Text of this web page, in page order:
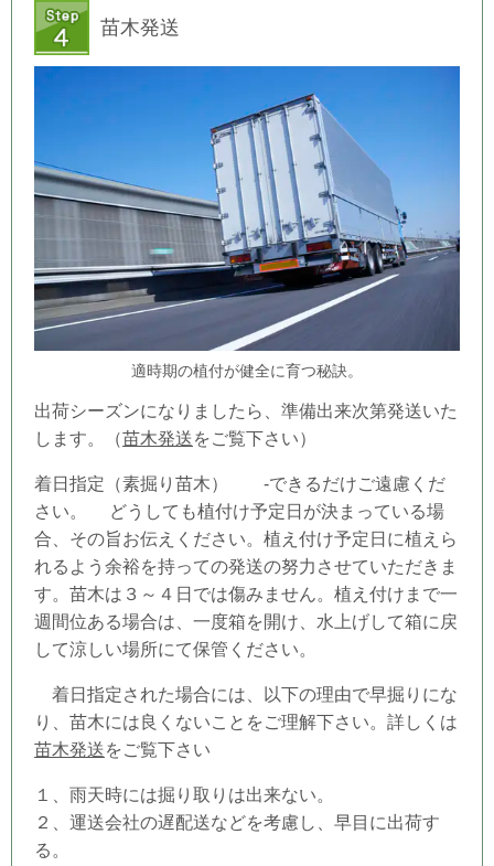
苗木発送
適時期の植付が健全に育つ秘訣。
出荷シーズンになりましたら、準備出来次第発送いた
します。（苗木発送をご覧下さい）
着日指定（素掘り苗木） -できるだけご遠慮くだ
さい。 どうしても植付け予定日 が決まっている場
合、その旨お伝えください。植え付け予定日 に植えら
れるよう余裕を持っての発送の努力させていただきま
す。苗木は３～４日では傷みません。植え付けまで一
週間位ある場合は、一度箱を開け、水上げして箱に戻
して涼しい場所にて保管ください。
着日指定された場合には、以下の理由で早掘りにな
り、苗木には良くないことをご理解下さい。詳しくは
苗木発送をご覧下さい
１、雨天時には掘り取りは出来ない。
２、運送会社の遅配送などを考慮し、早目に出荷す
る。